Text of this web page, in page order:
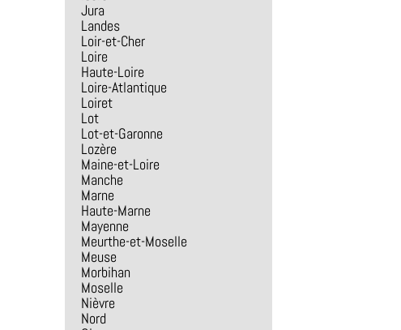
Jura
Landes
Loir-et-Cher
Loire
Haute-Loire
Loire-Atlantique
Loiret
Lot
Lot-et-Garonne
Lozère
Maine-et-Loire
Manche
Marne
Haute-Marne
Mayenne
Meurthe-et-Moselle
Meuse
Morbihan
Moselle
Nièvre
Nord